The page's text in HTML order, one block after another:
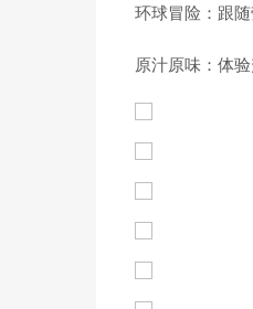
环球冒险：跟
原汁原味：体